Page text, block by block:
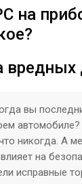
на
вредных
вы
никогда. А
на
исправные